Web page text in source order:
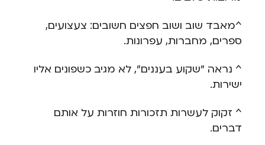
^מאבד שוב ושוב חפצים חשובים: צעצועים,
ספרים, מחברות, עפרונות.
^ נראה "שקוע בעננים", לא מגיב כשפונים אליו
ישירות.
^ זקוק לעשרות תזכורות חוזרות על אותם
דברים.